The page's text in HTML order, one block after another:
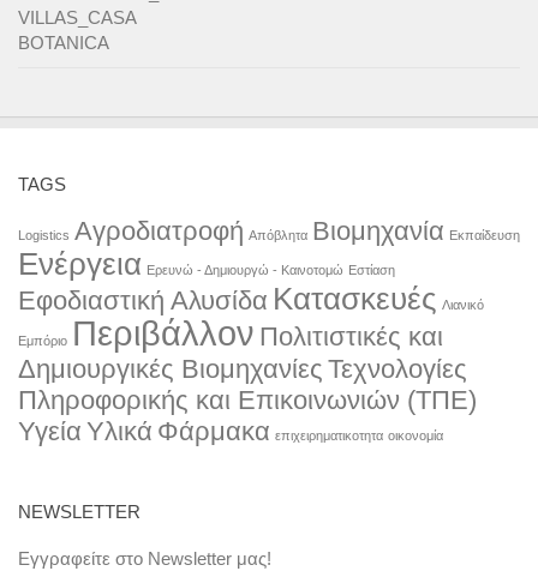
TAGS
Logistics Αγροδιατροφή Απόβλητα Βιομηχανία Εκπαίδευση
Ενέργεια Ερευνώ - Δημιουργώ - Καινοτομώ Εστίαση
Εφοδιαστική Αλυσίδα Κατασκευές Λιανικό
Εμπόριο Περιβάλλον Πολιτιστικές και
Δημιουργικές Βιομηχανίες Τεχνολογίες
Πληροφορικής και Επικοινωνιών (ΤΠΕ)
Υγεία Υλικά Φάρμακα επιχειρηματικοτητα οικονομία
NEWSLETTER
Εγγραφείτε στο Newsletter μας!